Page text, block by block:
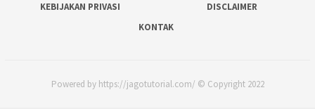
KEBIJAKAN PRIVASI
DISCLAIMER
KONTAK
Powered by https://jagotutorial.com/ © Copyright 2022